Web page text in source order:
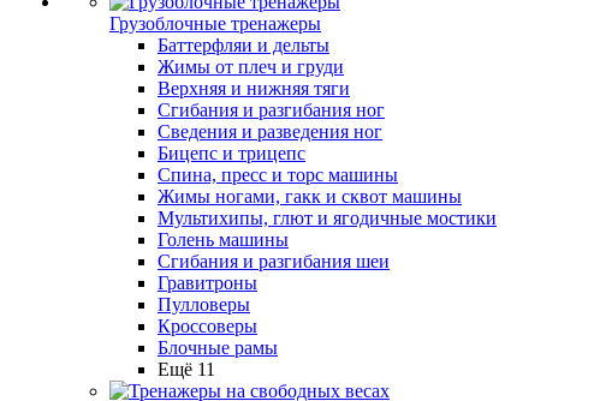
Грузоблочные тренажеры
Баттерфляи и дельты
Жимы от плеч и груди
Верхняя и нижняя тяги
Сгибания и разгибания ног
Сведения и разведения ног
Бицепс и трицепс
Спина, пресс и торс машины
Жимы ногами, гакк и сквот машины
Мультихипы, глют и ягодичные мостики
Голень машины
Сгибания и разгибания шеи
Гравитроны
Пулловеры
Кроссоверы
Блочные рамы
Ещё 11